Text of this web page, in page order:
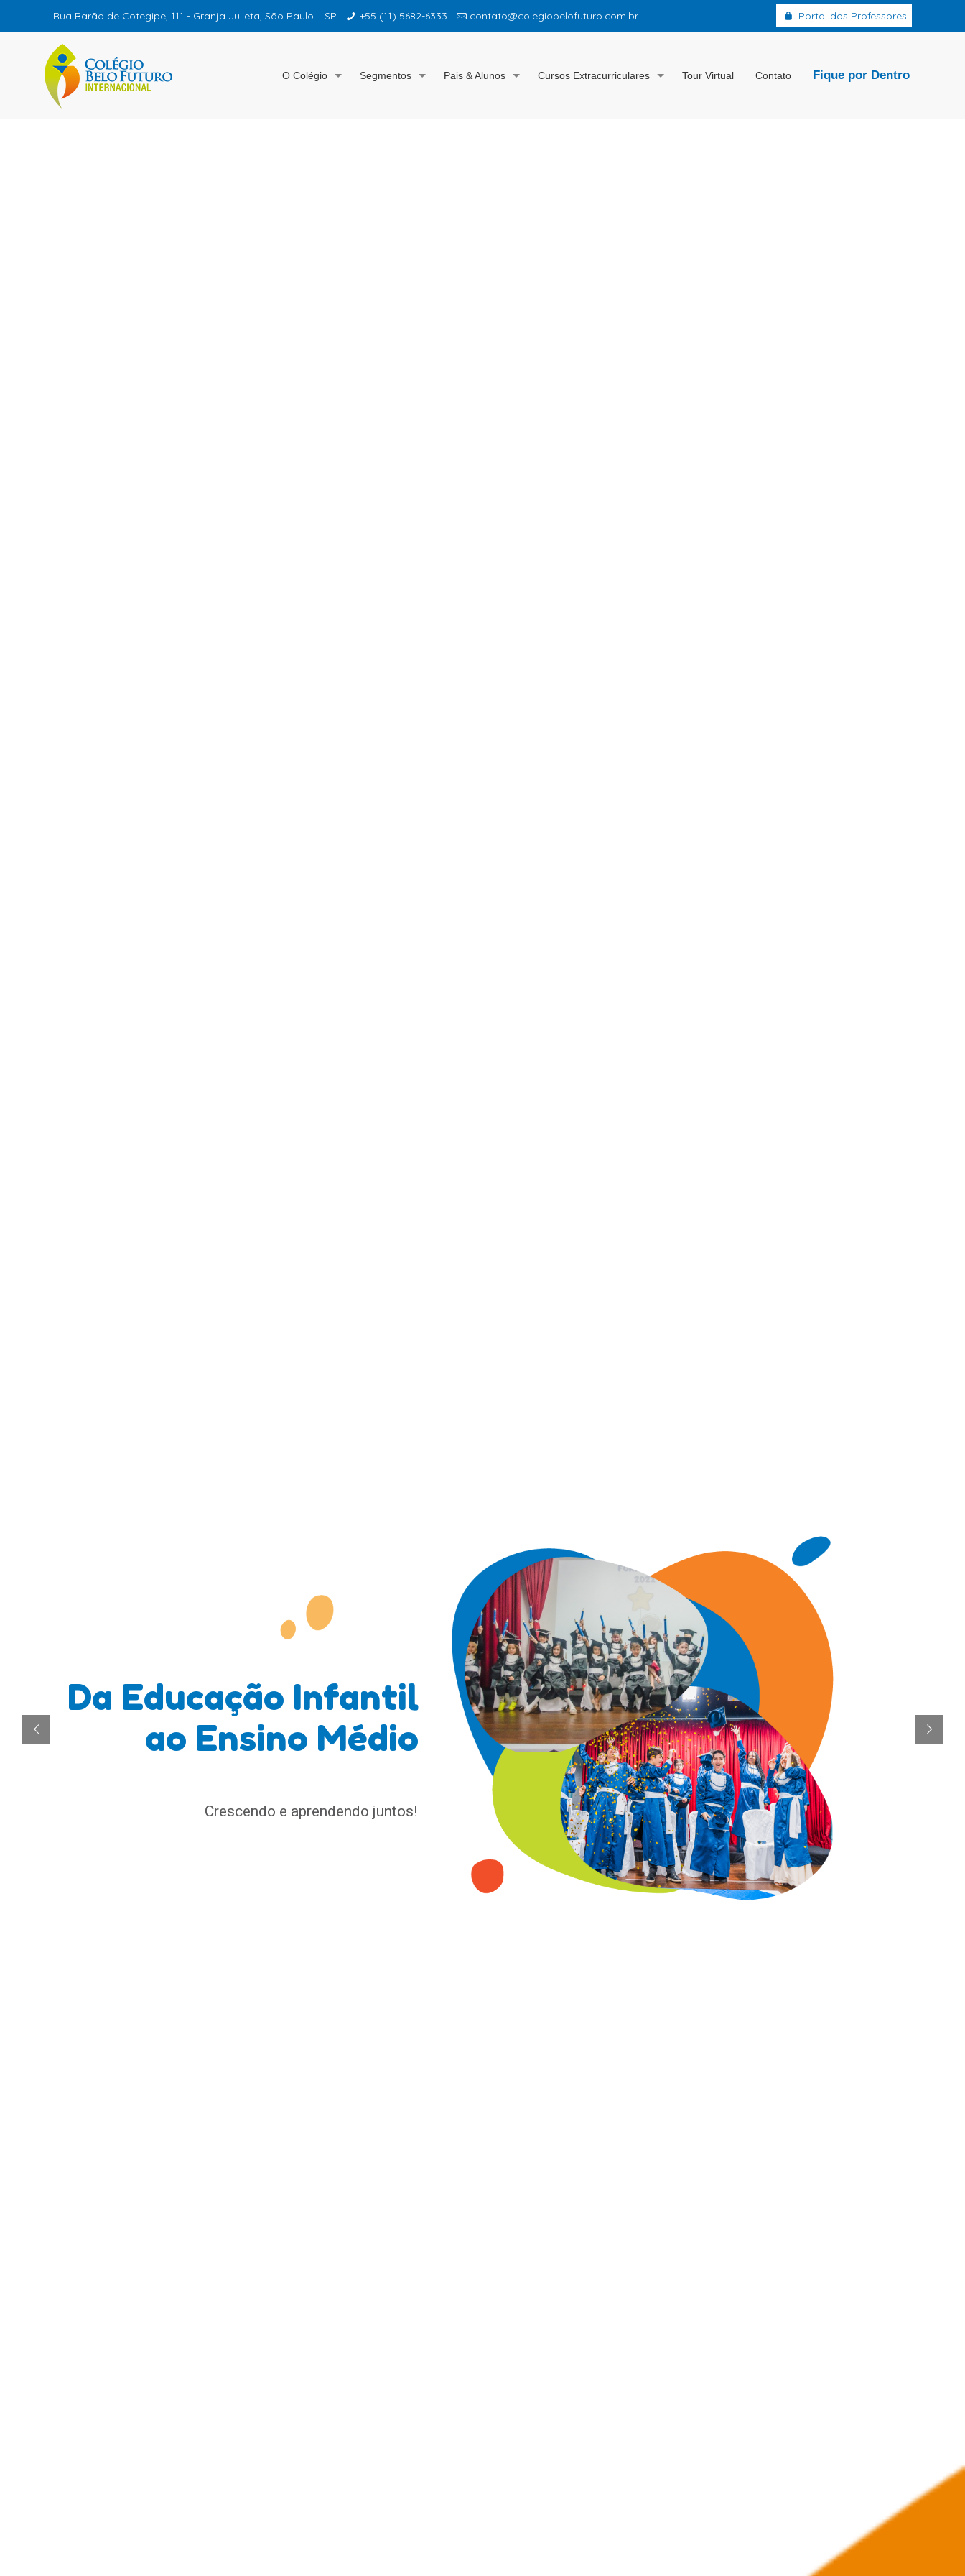
Rua Barão de Cotegipe, 111 - Granja Julieta, São Paulo – SP +55 (11) 5682-6333 contato@colegiobelofuturo.com.br Portal dos Professores
O Colégio Segmentos Pais & Alunos Cursos Extracurriculares Tour Virtual Contato Fique por Dentro
Da Educação Infantil
ao Ensino Médio
Crescendo e aprendendo juntos!